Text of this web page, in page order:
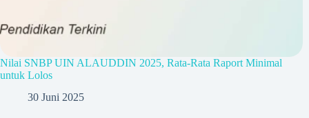
Nilai SNBP UIN ALAUDDIN 2025, Rata-Rata Raport Minimal
untuk Lolos
30 Juni 2025